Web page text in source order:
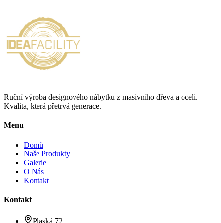
Ruční výroba designového nábytku z masivního dřeva a oceli.
Kvalita, která přetrvá generace.
Menu
Domů
Naše Produkty
Galerie
O Nás
Kontakt
Kontakt
Plaská 72